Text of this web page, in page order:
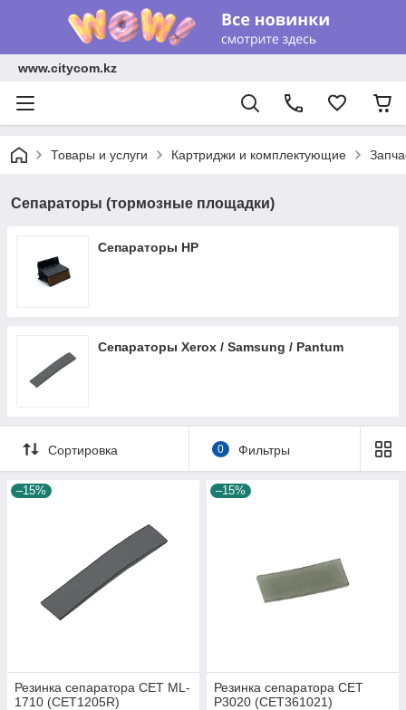
www.citycom.kz
Товары и услуги Картриджи и комплектующие
Сепараторы (тормозные площадки)
Сепараторы HP
Сепараторы Xerox / Samsung / Pantum
Сортировка 0 Фильтры
–15%
Резинка сепаратора CET ML-
1710 (CET1205R)
–15%
Резинка сепаратора CET
P3020 (CET361021)